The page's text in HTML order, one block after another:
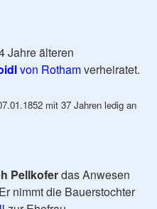
Jahre älteren
von Rothamverheiratet.
mit 37 Jahren ledig an
Pellkoferdas Anwesen
nimmt die Bauerstochter